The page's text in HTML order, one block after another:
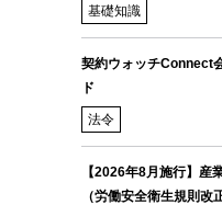
基礎知識
契約ウォッチConnect
ド
法令
【2026年8月施行】産
（労働安全衛生規則